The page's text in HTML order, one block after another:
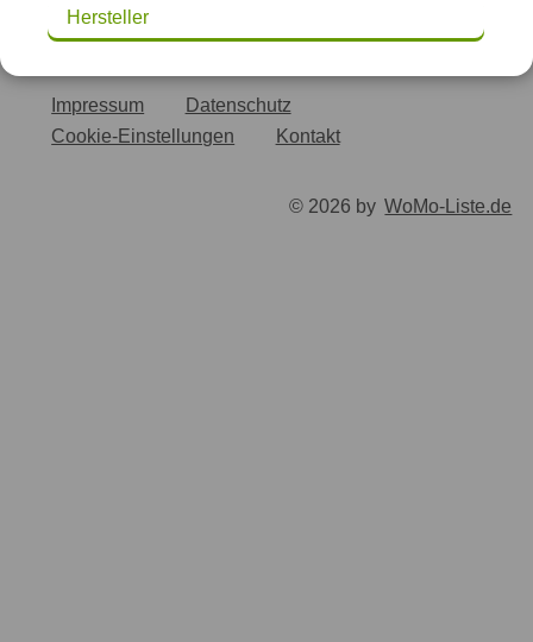
Hersteller
Impressum
Datenschutz
Cookie-Einstellungen
Kontakt
© 2026 by WoMo-Liste.de